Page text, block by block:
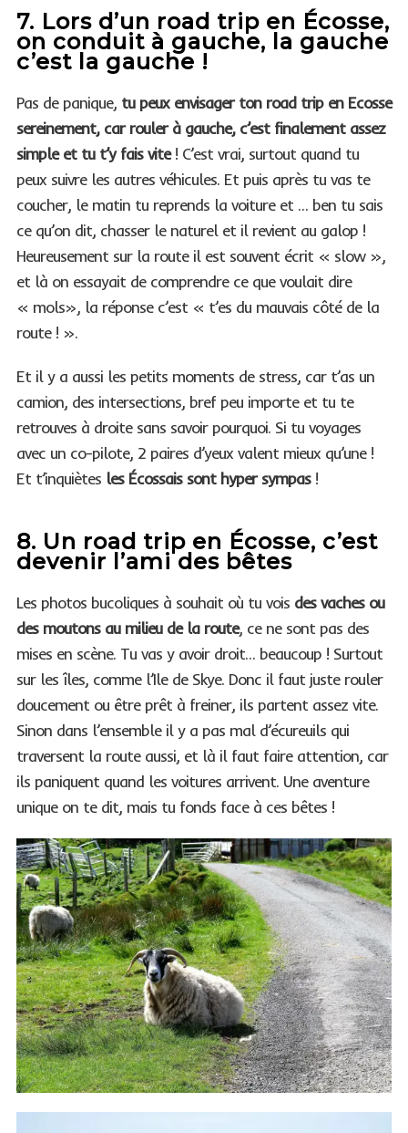
7. Lors d’un road trip en Écosse,
on conduit à gauche, la gauche
c’est la gauche !
Pas de panique, tu peux envisager ton road trip en Ecosse
sereinement, car rouler à gauche, c’est finalement assez
simple et tu t’y fais vite! C’est vrai, surtout quand tu
peux suivre les autres véhicules. Et puis après tu vas te
coucher, le matin tu reprends la voiture et … ben tu sais
ce qu’on dit, chasser le naturel et il revient au galop !
Heureusement sur la route il est souvent écrit « slow »,
et là on essayait de comprendre ce que voulait dire
« mols», la réponse c’est « t’es du mauvais côté de la
route ! ».
Et il y a aussi les petits moments de stress, car t’as un
camion, des intersections, bref peu importe et tu te
retrouves à droite sans savoir pourquoi. Si tu voyages
avec un co-pilote, 2 paires d’yeux valent mieux qu’une !
Et t’inquiètes les Écossais sont hyper sympas!
8. Un road trip en Écosse, c’est
devenir l’ami des bêtes
Les photos bucoliques à souhait où tu vois des vaches ou
des moutons au milieu de la route, ce ne sont pas des
mises en scène. Tu vas y avoir droit… beaucoup ! Surtout
sur les îles, comme l’Ile de Skye. Donc il faut juste rouler
doucement ou être prêt à freiner, ils partent assez vite.
Sinon dans l’ensemble il y a pas mal d’écureuils qui
traversent la route aussi, et là il faut faire attention, car
ils paniquent quand les voitures arrivent. Une aventure
unique on te dit, mais tu fonds face à ces bêtes !
S
e
c
h
o
r
: